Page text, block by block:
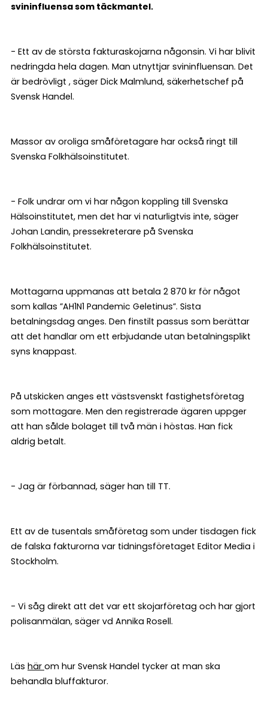
svininfluensa som täckmantel.
- Ett av de största fakturaskojarna någonsin. Vi har blivit
nedringda hela dagen. Man utnyttjar svininfluensan. Det
är bedrövligt , säger Dick Malmlund, säkerhetschef på
Svensk Handel.
Massor av oroliga småföretagare har också ringt till
Svenska Folkhälsoinstitutet.
- Folk undrar om vi har någon koppling till Svenska
Hälsoinstitutet, men det har vi naturligtvis inte, säger
Johan Landin, pressekreterare på Svenska
Folkhälsoinstitutet.
Mottagarna uppmanas att betala 2 870 kr för något
som kallas ”AH1N1 Pandemic Geletinus”. Sista
betalningsdag anges. Den finstilt passus som berättar
att det handlar om ett erbjudande utan betalningsplikt
syns knappast.
På utskicken anges ett västsvenskt fastighetsföretag
som mottagare. Men den registrerade ägaren uppger
att han sålde bolaget till två män i höstas. Han fick
aldrig betalt.
- Jag är förbannad, säger han till TT.
Ett av de tusentals småföretag som under tisdagen fick
de falska fakturorna var tidningsföretaget Editor Media i
Stockholm.
- Vi såg direkt att det var ett skojarföretag och har gjort
polisanmälan, säger vd Annika Rosell.
Läs här om hur Svensk Handel tycker at man ska
behandla bluffakturor.